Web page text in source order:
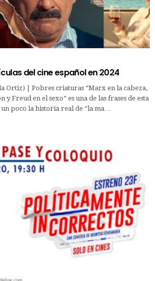
del cine español en 2024
Ortiz) | Pobres criaturas “Marx en la cabeza,
y Freud en el sexo” es una de las frases de esta
poco la historia real de “la ma…